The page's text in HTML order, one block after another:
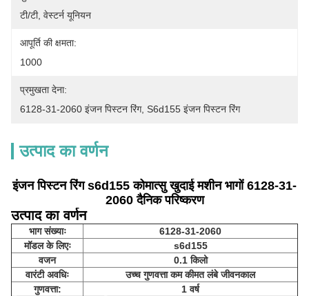
टी/टी, वेस्टर्न यूनियन
आपूर्ति की क्षमता:
1000
प्रमुखता देना:
6128-31-2060 इंजन पिस्टन रिंग, S6d155 इंजन पिस्टन रिंग
उत्पाद का वर्णन
इंजन पिस्टन रिंग s6d155 कोमात्सु खुदाई मशीन भागों 6128-31-
2060 दैनिक परिष्करण
उत्पाद का वर्णन
भाग संख्याः
6128-31-2060
मॉडल के लिएः
s6d155
वजन
0.1 किलो
वारंटी अवधिः
उच्च गुणवत्ता कम कीमत लंबे जीवनकाल
गुणवत्ता:
1 वर्ष